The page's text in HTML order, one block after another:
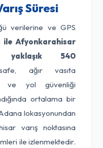
Süresi
verilerine ve GPS
ile Afyonkarahisar
yaklaşık 540
ağır vasıta
ve yol güvenliği
ortalama bir
lokasyonundan
varış noktasına
ile izlenmektedir.